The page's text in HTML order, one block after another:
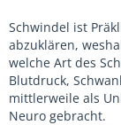
Schwindel ist
abzuklären,
welche Art des
Blutdruck,
mittlerweile als
Neuro gebracht.